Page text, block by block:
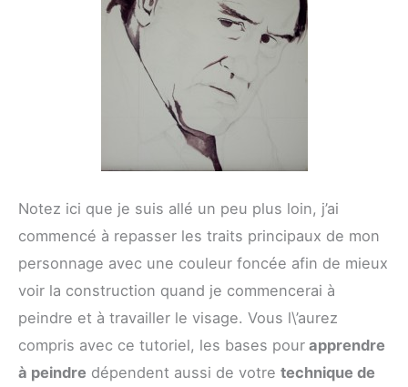
Notez ici que je suis allé un peu plus loin, j’ai
commencé à repasser les traits principaux de mon
personnage avec une couleur foncée afin de mieux
voir la construction quand je commencerai à
peindre et à travailler le visage. Vous l\’aurez
compris avec ce tutoriel, les bases pour apprendre
à peindre dépendent aussi de votre technique de